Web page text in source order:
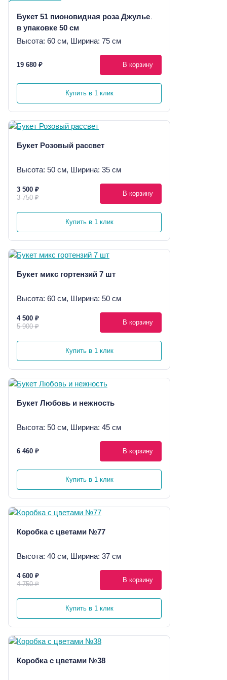
Букет 51 пионовидная роза Джульетта
в упаковке 50 см
Высота: 60 см, Ширина: 75 см
19 680 ₽ В корзину
Купить в 1 клик
Букет Розовый рассвет
Высота: 50 см, Ширина: 35 см
3 500 ₽
3 750 ₽
В корзину
Купить в 1 клик
Букет микс гортензий 7 шт
Высота: 60 см, Ширина: 50 см
4 500 ₽
5 900 ₽
В корзину
Купить в 1 клик
Букет Любовь и нежность
Высота: 50 см, Ширина: 45 см
6 460 ₽ В корзину
Купить в 1 клик
Коробка с цветами №77
Высота: 40 см, Ширина: 37 см
4 600 ₽
4 750 ₽
В корзину
Купить в 1 клик
Коробка с цветами №38